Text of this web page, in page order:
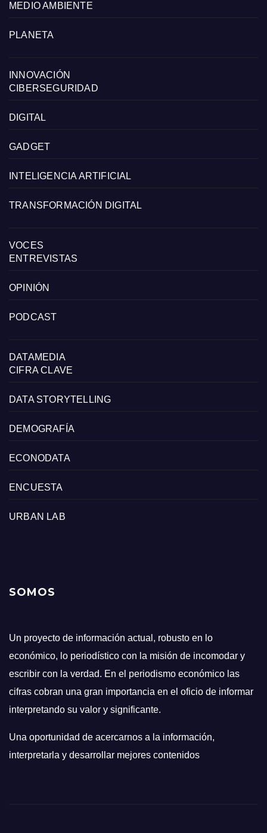
MEDIO AMBIENTE
PLANETA
INNOVACIÓN
CIBERSEGURIDAD
DIGITAL
GADGET
INTELIGENCIA ARTIFICIAL
TRANSFORMACIÓN DIGITAL
VOCES
ENTREVISTAS
OPINIÓN
PODCAST
DATAMEDIA
CIFRA CLAVE
DATA STORYTELLING
DEMOGRAFÍA
ECONODATA
ENCUESTA
URBAN LAB
SOMOS
Un proyecto de información actual, robusto en lo
económico, lo periodístico con la misión de incomodar y
escribir con la verdad. En el periodismo económico las
cifras cobran una gran importancia en el oficio de informar
interpretando su valor y significante.
Una oportunidad de acercarnos a la información,
interpretarla y desarrollar mejores contenidos